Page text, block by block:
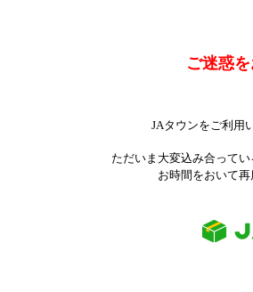
ご迷惑
JAタウンをご利用
ただいま大変込み合って
お時間をおいて